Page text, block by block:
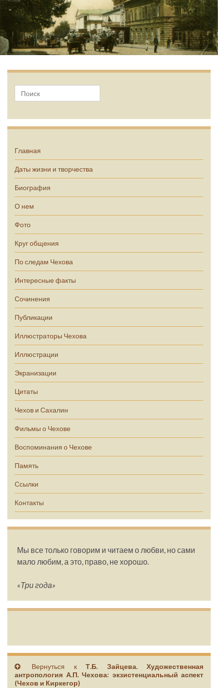
Главная
Даты жизни и творчества
Биография
О нем
Фото
Круг общения
По следам Чехова
Интересные факты
Сочинения
Публикации
Иллюстраторы Чехова
Иллюстрации
Экранизации
Цитаты
Чехов и Сахалин
Фильмы о Чехове
Воспоминания о Чехове
Память
Ссылки
Контакты
Мы все только говорим и читаем о любви, но сами
мало любим, а это, право, не хорошо.
«Три года»
Вернуться кТ.Б. Зайцева. Художественная
антропология А.П. Чехова: экзистенциальный аспект
(Чехов и Киркегор)